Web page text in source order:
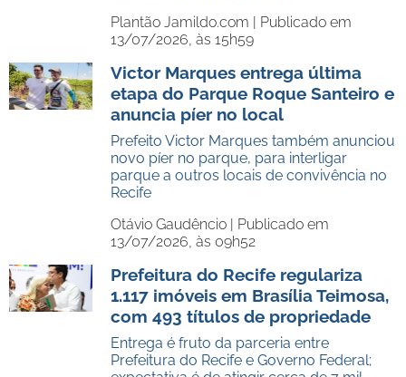
Plantão Jamildo.com | Publicado em
13/07/2026, às 15h59
Victor Marques entrega última
etapa do Parque Roque Santeiro e
anuncia píer no local
Prefeito Victor Marques também anunciou
novo píer no parque, para interligar
parque a outros locais de convivência no
Recife
Otávio Gaudêncio | Publicado em
13/07/2026, às 09h52
Prefeitura do Recife regulariza
1.117 imóveis em Brasília Teimosa,
com 493 títulos de propriedade
Entrega é fruto da parceria entre
Prefeitura do Recife e Governo Federal;